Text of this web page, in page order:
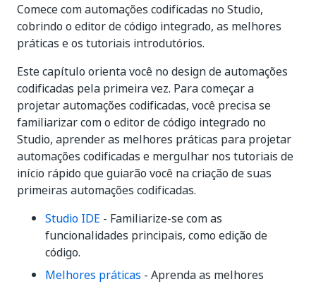
Comece com automações codificadas no Studio,
cobrindo o editor de código integrado, as melhores
práticas e os tutoriais introdutórios.
Este capítulo orienta você no design de automações
codificadas pela primeira vez. Para começar a
projetar automações codificadas, você precisa se
familiarizar com o editor de código integrado no
Studio, aprender as melhores práticas para projetar
automações codificadas e mergulhar nos tutoriais de
início rápido que guiarão você na criação de suas
primeiras automações codificadas.
Studio IDE - Familiarize-se com as
funcionalidades principais, como edição de
código.
Melhores práticas - Aprenda as melhores